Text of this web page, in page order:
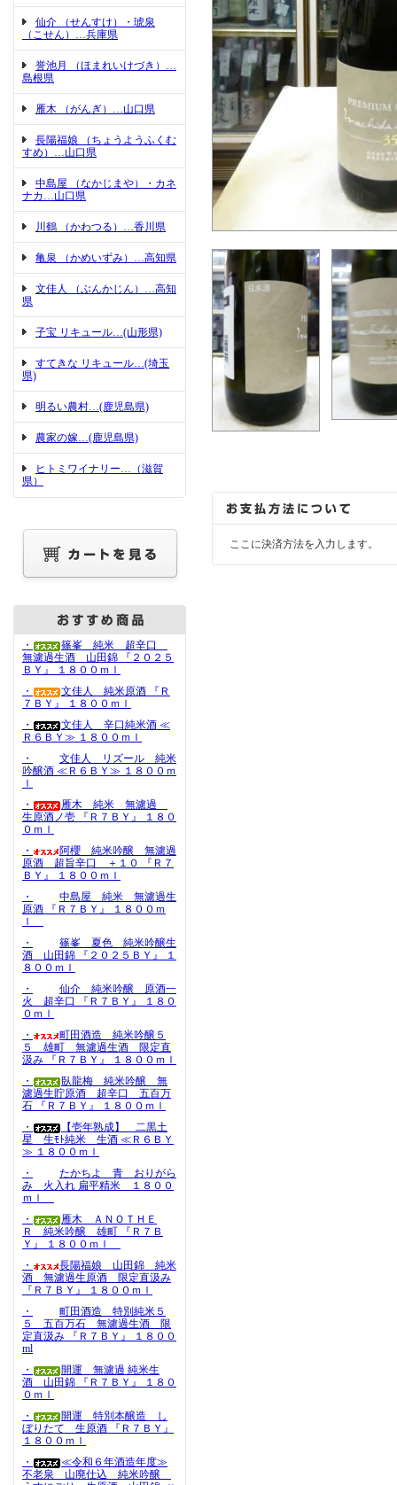
仙介 （せんすけ）・琥泉
（こせん）…兵庫県
誉池月 （ほまれいけづき）…
島根県
雁木 （がんぎ）…山口県
長陽福娘 （ちょうようふくむ
すめ）…山口県
中島屋 （なかじまや）・カネ
ナカ…山口県
川鶴 （かわつる）…香川県
亀泉 （かめいずみ）…高知県
文佳人 （ぶんかじん）…高知
県
子宝 リキュール…(山形県)
すてきな リキュール…(埼玉
県)
明るい農村…(鹿児島県)
農家の嫁…(鹿児島県)
ヒトミワイナリー…（滋賀
県）
・
篠峯 純米 超辛口
無濾過生酒 山田錦 『２０２５
ＢＹ』 １８００ｍｌ
・
文佳人 純米原酒 『Ｒ
７ＢＹ』 １８００ｍｌ
・
文佳人 辛口純米酒 ≪
Ｒ６ＢＹ≫ １８００ｍｌ
・
文佳人 リズール 純米
吟醸酒 ≪Ｒ６ＢＹ≫ １８００ｍ
ｌ
・
雁木 純米 無濾過
生原酒ノ壱 『Ｒ７ＢＹ』 １８０
０ｍｌ
・
阿櫻 純米吟醸 無濾過
原酒 超旨辛口 ＋１０ 『Ｒ７
ＢＹ』 １８００ｍｌ
・
中島屋 純米 無濾過生
原酒 『Ｒ７ＢＹ』 １８００ｍ
ｌ
・
篠峯 夏色 純米吟醸生
酒 山田錦 『２０２５ＢＹ』 １
８００ｍｌ
・
仙介 純米吟醸 原酒一
火 超辛口 『Ｒ７ＢＹ』 １８０
０ｍｌ
・
町田酒造 純米吟醸５
５ 雄町 無濾過生酒 限定直
汲み 『Ｒ７ＢＹ』 １８００ｍｌ
・
臥龍梅 純米吟醸 無
濾過生貯原酒 超辛口 五百万
石 『Ｒ７ＢＹ』 １８００ｍｌ
・
【壱年熟成】 二黒土
星 生ﾓﾄ純米 生酒 ≪Ｒ６ＢＹ
≫ １８００ｍｌ
・
たかちよ 青 おりがら
み 火入れ 扁平精米 １８００
ｍｌ
・
雁木 ＡＮＯＴＨＥ
Ｒ 純米吟醸 雄町 『Ｒ７Ｂ
Ｙ』 １８００ｍｌ
・
長陽福娘 山田錦 純米
酒 無濾過生原酒 限定直汲み
『Ｒ７ＢＹ』 １８００ｍｌ
・
町田酒造 特別純米５
５ 五百万石 無濾過生酒 限
定直汲み 『Ｒ７ＢＹ』 １８００
ml
・
開運 無濾過 純米生
酒 山田錦 『Ｒ７ＢＹ』 １８０
０ｍｌ
・
開運 特別本醸造 し
ぼりたて 生原酒 『Ｒ７ＢＹ』
１８００ｍｌ
・
≪令和６年酒造年度≫
不老泉 山廃仕込 純米吟醸
ここに決済方法を入力します。